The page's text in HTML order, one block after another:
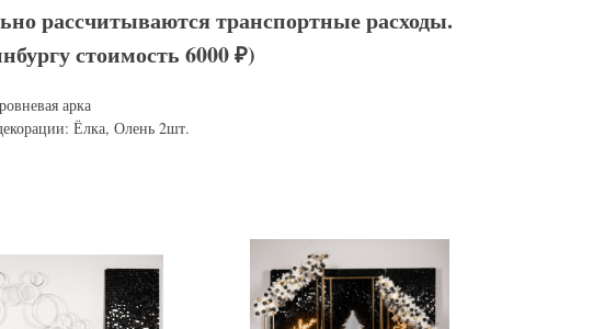
рассчитываются транспортные расходы.
стоимость 6000 ₽)
арка
Ёлка, Олень 2шт.